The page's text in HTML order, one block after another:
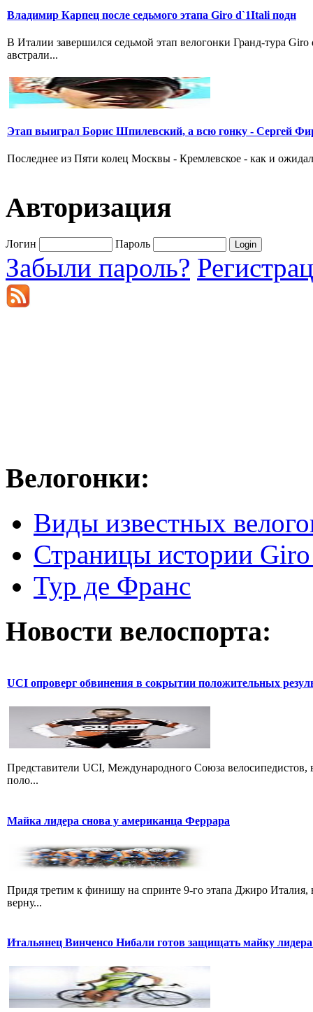
Владимир Карпец после седьмого этапа Giro d`1Itali подн
В Италии завершился седьмой этап велогонки Гранд-тура
австрали...
Этап выиграл Борис Шпилевский, а всю гонку - Сергей
Последнее из Пяти колец Москвы - Кремлевское - как и
Авторизация
Логин Пароль
Забыли пароль?
Велогонки:
Виды известных
Страницы истории
Тур де Франс
Новости велоспорта:
UCI опроверг обвинения в сокрытии положительных
Представители UCI, Международного Союза
поло...
Майка лидера снова у американца Феррара
Придя третим к финишу на спринте 9-го этапа Джиро
верну...
Итальянец Винченсо Нибали готов защищать майку